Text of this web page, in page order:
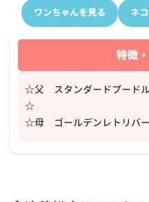
ワンちゃんを見る ネ
特徴
☆父 スタンダードプード
☆
☆母 ゴールデンレトリバ